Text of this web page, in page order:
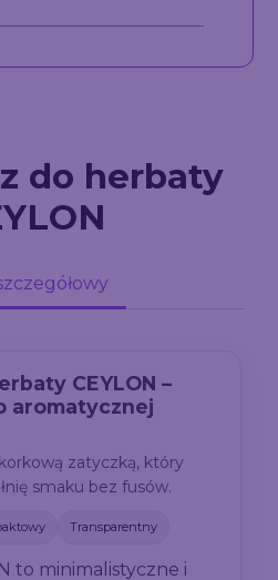
do herbaty
CEYLON –
aromatycznej
zatyczką, który
smaku bez fusów.
Transparentny
to minimalistyczne i